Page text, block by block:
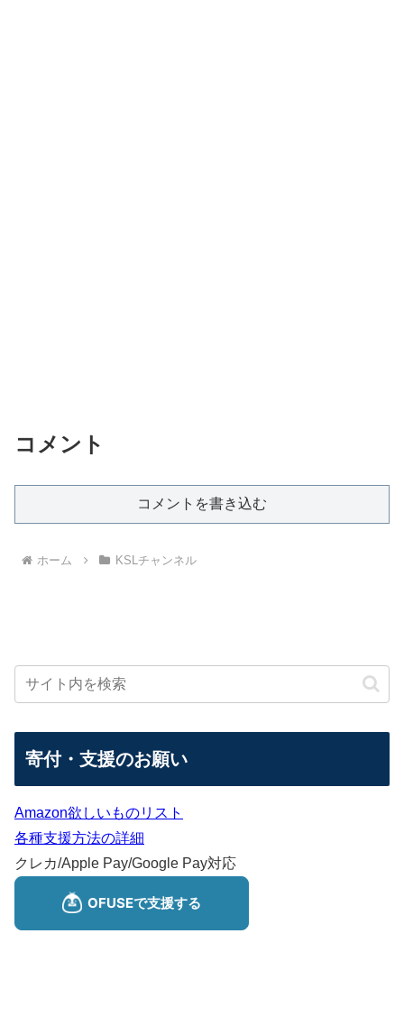
コメント
コメントを書き込む
ホーム KSLチャンネル
寄付・支援のお願い
Amazon欲しいものリスト
各種支援方法の詳細
クレカ/Apple Pay/Google Pay対応